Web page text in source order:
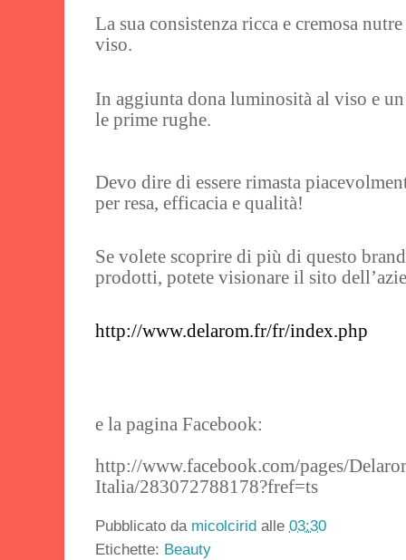
La sua consistenza ricca e cremosa
viso.
In aggiunta dona luminosità al viso e
le prime rughe.
Devo dire di essere rimasta
per resa, efficacia e qualità!
Se volete scoprire di più di questo
prodotti, potete visionare il sito
http://www.delarom.fr/fr/index.php
e la pagina Facebook:
http://www.facebook.com/pages/
Italia/283072788178?fref=ts
Pubblicato da micolcirid alle 03:30
Etichette: Beauty